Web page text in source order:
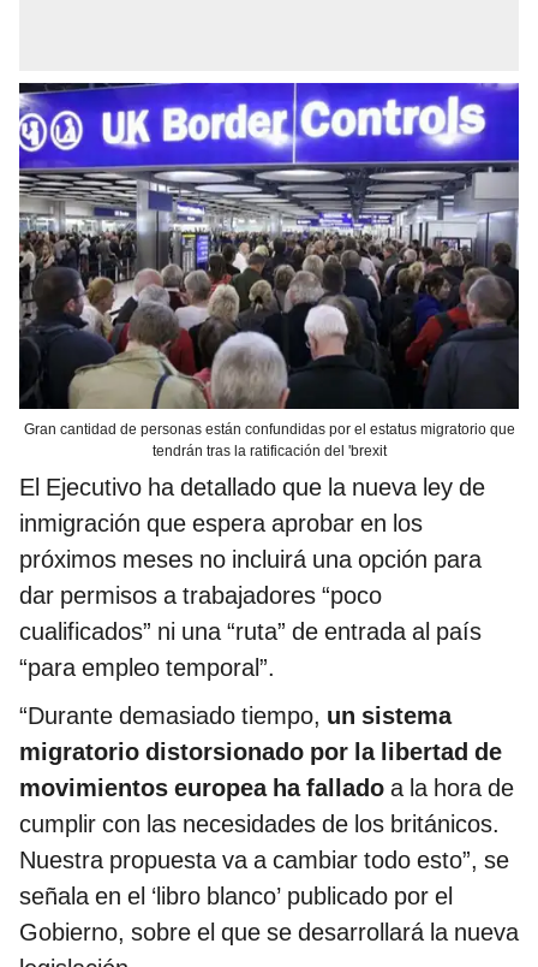
Gran cantidad de personas están confundidas por el estatus migratorio que
tendrán tras la ratificación del 'brexit
El Ejecutivo ha detallado que la nueva ley de
inmigración que espera aprobar en los
próximos meses no incluirá una opción para
dar permisos a trabajadores “poco
cualificados” ni una “ruta” de entrada al país
“para empleo temporal”.
“Durante demasiado tiempo, un sistema
migratorio distorsionado por la libertad de
movimientos europea ha fallado a la hora de
cumplir con las necesidades de los británicos.
Nuestra propuesta va a cambiar todo esto”, se
señala en el ‘libro blanco’ publicado por el
Gobierno, sobre el que se desarrollará la nueva